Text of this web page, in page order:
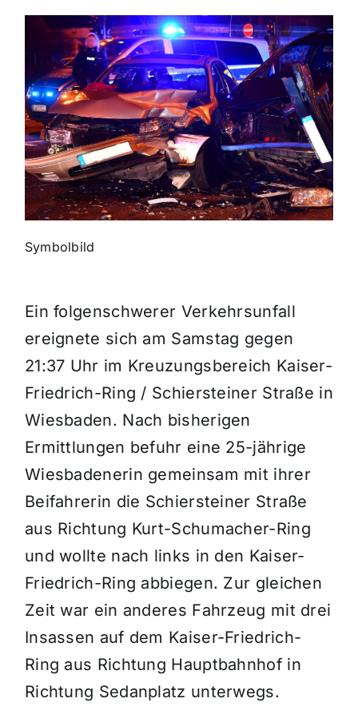
Polizeimeldungen
Themen und Termine
Gewinnspiele
Symbolbild
Ein folgenschwerer Verkehrsunfall
ereignete sich am Samstag gegen
21:37 Uhr im Kreuzungsbereich Kaiser-
Friedrich-Ring / Schiersteiner Straße in
Wiesbaden. Nach bisherigen
Ermittlungen befuhr eine 25-jährige
Wiesbadenerin gemeinsam mit ihrer
Beifahrerin die Schiersteiner Straße
aus Richtung Kurt-Schumacher-Ring
und wollte nach links in den Kaiser-
Friedrich-Ring abbiegen. Zur gleichen
Zeit war ein anderes Fahrzeug mit drei
Insassen auf dem Kaiser-Friedrich-
Ring aus Richtung Hauptbahnhof in
Richtung Sedanplatz unterwegs.